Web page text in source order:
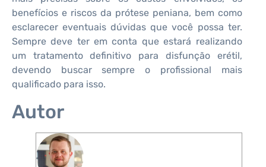
benefícios e riscos da prótese peniana, bem como
esclarecer eventuais dúvidas que você possa ter.
Sempre deve ter em conta que estará realizando
um tratamento definitivo para disfunção erétil,
devendo buscar sempre o profissional mais
qualificado para isso.
Autor